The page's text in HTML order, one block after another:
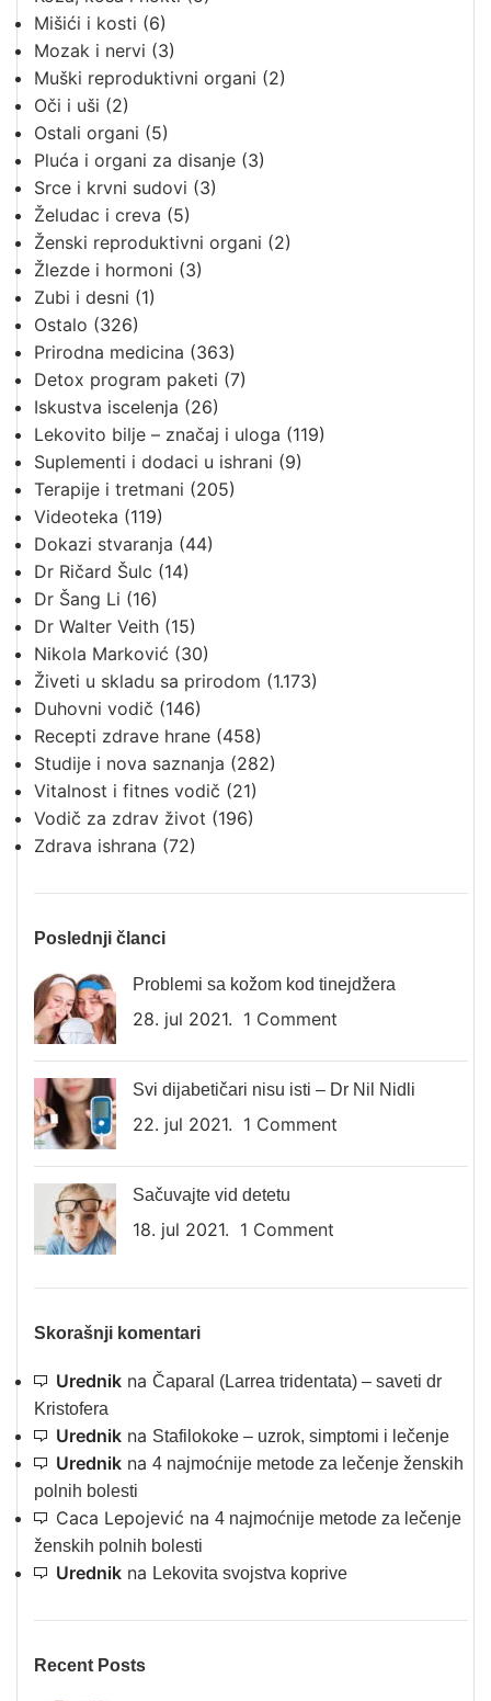
Mišići i kosti (6)
Mozak i nervi (3)
Muški reproduktivni organi (2)
Oči i uši (2)
Ostali organi (5)
Pluća i organi za disanje (3)
Srce i krvni sudovi (3)
Želudac i creva (5)
Ženski reproduktivni organi (2)
Žlezde i hormoni (3)
Zubi i desni (1)
Ostalo (326)
Prirodna medicina (363)
Detox program paketi (7)
Iskustva iscelenja (26)
Lekovito bilje – značaj i uloga (119)
Suplementi i dodaci u ishrani (9)
Terapije i tretmani (205)
Videoteka (119)
Dokazi stvaranja (44)
Dr Ričard Šulc (14)
Dr Šang Li (16)
Dr Walter Veith (15)
Nikola Marković (30)
Živeti u skladu sa prirodom (1.173)
Duhovni vodič (146)
Recepti zdrave hrane (458)
Studije i nova saznanja (282)
Vitalnost i fitnes vodič (21)
Vodič za zdrav život (196)
Zdrava ishrana (72)
Poslednji članci
Problemi sa kožom kod tinejdžera
28. jul 2021. 1 Comment
Svi dijabetičari nisu isti – Dr Nil Nidli
22. jul 2021. 1 Comment
Sačuvajte vid detetu
18. jul 2021. 1 Comment
Skorašnji komentari
Urednik na Čaparal (Larrea tridentata) – saveti dr
Kristofera
Urednik na Stafilokoke – uzrok, simptomi i lečenje
Urednik na 4 najmoćnije metode za lečenje ženskih
polnih bolesti
Caca Lepojević na 4 najmoćnije metode za lečenje
ženskih polnih bolesti
Urednik na Lekovita svojstva koprive
Recent Posts